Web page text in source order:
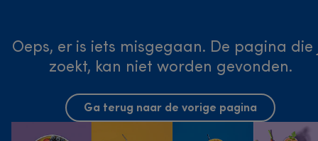
Oeps, er is iets misgegaan. De pagina die
zoekt, kan niet worden gevonden.
Ga terug naar de vorige pagina